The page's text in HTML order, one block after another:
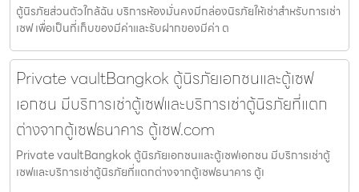
ตู้นิรภัยส่วนตัวใกล้ฉัน บริการห้องมั่นคงมีกล่องนิรภัยให้เช่าสำหรับการเช่า
เซฟ เพื่อเป็นที่เก็บของมีค่าและรับฝากของมีค่า ต
Private vaultBangkok ตู้นิรภัยเอกชนและตู้เซฟ
เอกชน มีบริการเช่าตู้เซฟและบริการเช่าตู้นิรภัยที่แตก
ต่างจากตู้เซฟธนาคาร ตู้เซฟ.com
Private vaultBangkok ตู้นิรภัยเอกชนและตู้เซฟเอกชน มีบริการเช่าตู้
เซฟและบริการเช่าตู้นิรภัยที่แตกต่างจากตู้เซฟธนาคาร ตู้เ